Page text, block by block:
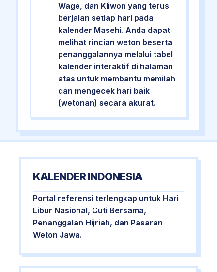
Wage, dan Kliwon yang terus
berjalan setiap hari pada
kalender Masehi. Anda dapat
melihat rincian weton beserta
penanggalannya melalui tabel
kalender interaktif di halaman
atas untuk membantu memilah
dan mengecek hari baik
(wetonan) secara akurat.
KALENDER INDONESIA
Portal referensi terlengkap untuk Hari
Libur Nasional, Cuti Bersama,
Penanggalan Hijriah, dan Pasaran
Weton Jawa.